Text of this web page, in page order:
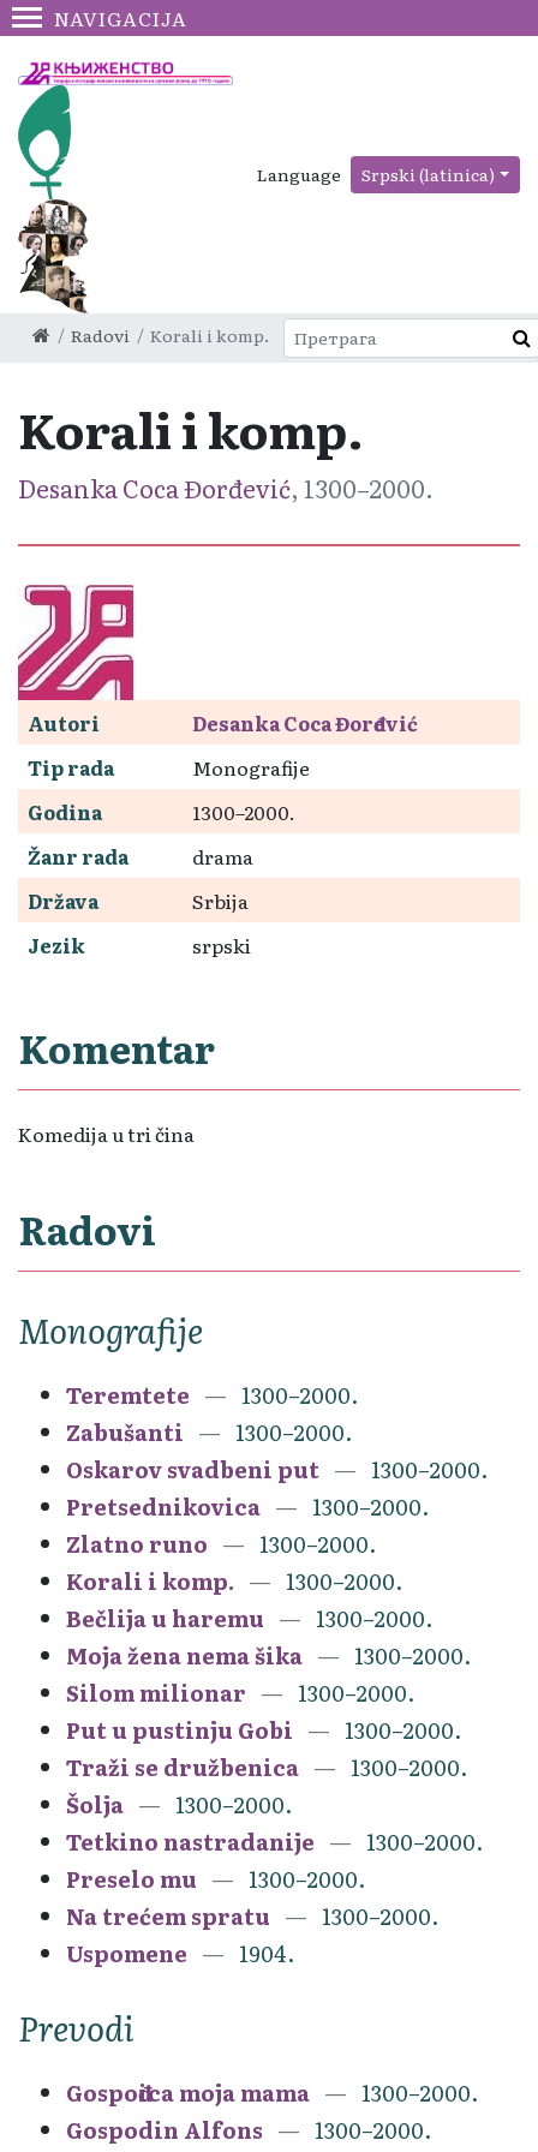
NAVIGACIJA
Language Srpski (latinica)
Radovi Korali i komp.
Korali i komp.
Desanka Coca Đorđević, 1300–2000.
Autori
Desanka Coca Đorđević
Tip rada
Monografije
Godina
1300–2000.
Žanr rada
drama
Država
Srbija
Jezik
srpski
Komentar
Komedija u tri čina
Radovi
Monografije
Teremtete
1300–2000.
Zabušanti
1300–2000.
Oskarov svadbeni put
1300–2000.
Pretsednikovica
1300–2000.
Zlatno runo
1300–2000.
Korali i komp.
1300–2000.
Bečlija u haremu
1300–2000.
Moja žena nema šika
1300–2000.
Silom milionar
1300–2000.
Put u pustinju Gobi
1300–2000.
Traži se družbenica
1300–2000.
Šolja
1300–2000.
Tetkino nastradanije
1300–2000.
Preselo mu
1300–2000.
Na trećem spratu
1300–2000.
Uspomene
1904.
Prevodi
Gospođica moja mama
1300–2000.
Gospodin Alfons
1300–2000.